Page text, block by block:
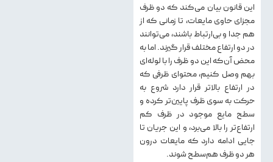
این قانون بیان می‌کند که دو ظرف
مجزای حاوی مایعات، تا زمانی که از
هم جدا و بی‌ارتباط باشند، می‌توانند
در دو ارتفاع مختلف قرار گیرند. اما به
محض آن‌که این دو ظرف را با لوله‌ای
بهم وصل کنیم، محتوای ظرفی که
در ارتفاع بالاتر قرار دارد شروع به
حرکت به سوی ظرف پایین‌تر کرده و
سطح مایع موجود در ظرف کم
ارتفاع‌تر را بالا می‌برد، و این جریان تا
جایی ادامه دارد که مایعات درون
هر دو ظرف هم‌سطح شوند.